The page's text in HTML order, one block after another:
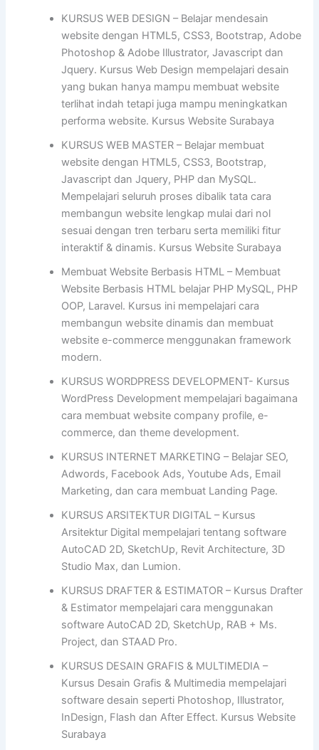
KURSUS WEB DESIGN – Belajar mendesain
website dengan HTML5, CSS3, Bootstrap, Adobe
Photoshop & Adobe Illustrator, Javascript dan
Jquery. Kursus Web Design mempelajari desain
yang bukan hanya mampu membuat website
terlihat indah tetapi juga mampu meningkatkan
performa website. Kursus Website Surabaya
KURSUS WEB MASTER – Belajar membuat
website dengan HTML5, CSS3, Bootstrap,
Javascript dan Jquery, PHP dan MySQL.
Mempelajari seluruh proses dibalik tata cara
membangun website lengkap mulai dari nol
sesuai dengan tren terbaru serta memiliki fitur
interaktif & dinamis. Kursus Website Surabaya
Membuat Website Berbasis HTML – Membuat
Website Berbasis HTML belajar PHP MySQL, PHP
OOP, Laravel. Kursus ini mempelajari cara
membangun website dinamis dan membuat
website e-commerce menggunakan framework
modern.
KURSUS WORDPRESS DEVELOPMENT- Kursus
WordPress Development mempelajari bagaimana
cara membuat website company profile, e-
commerce, dan theme development.
KURSUS INTERNET MARKETING – Belajar SEO,
Adwords, Facebook Ads, Youtube Ads, Email
Marketing, dan cara membuat Landing Page.
KURSUS ARSITEKTUR DIGITAL – Kursus
Arsitektur Digital mempelajari tentang software
AutoCAD 2D, SketchUp, Revit Architecture, 3D
Studio Max, dan Lumion.
KURSUS DRAFTER & ESTIMATOR – Kursus Drafter
& Estimator mempelajari cara menggunakan
software AutoCAD 2D, SketchUp, RAB + Ms.
Project, dan STAAD Pro.
KURSUS DESAIN GRAFIS & MULTIMEDIA –
Kursus Desain Grafis & Multimedia mempelajari
software desain seperti Photoshop, Illustrator,
InDesign, Flash dan After Effect. Kursus Website
Surabaya